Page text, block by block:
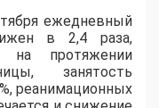
ежедневный
в 2,4 раза,
на протяжении
занятость
реанимационных